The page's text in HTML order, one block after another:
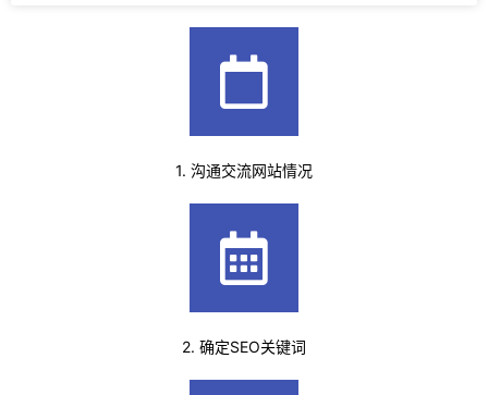
1. 沟通交流网站情况
2. 确定SEO关键词